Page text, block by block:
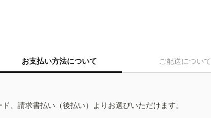
お支払い方法について ご配送について
、請求書払い（後払い）よりお選びいただけます。